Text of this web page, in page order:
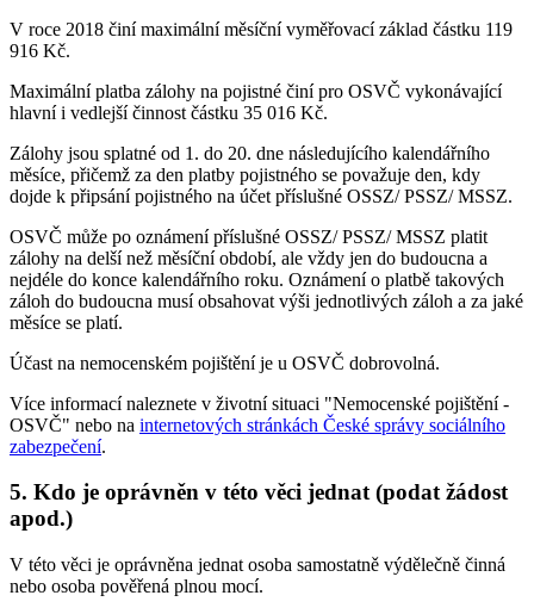
V roce 2018 činí maximální měsíční vyměřovací základ částku 119
916 Kč.
Maximální platba zálohy na pojistné činí pro OSVČ vykonávající
hlavní i vedlejší činnost částku 35 016 Kč.
Zálohy jsou splatné od 1. do 20. dne následujícího kalendářního
měsíce, přičemž za den platby pojistného se považuje den, kdy
dojde k připsání pojistného na účet příslušné OSSZ/ PSSZ/ MSSZ.
OSVČ může po oznámení příslušné OSSZ/ PSSZ/ MSSZ platit
zálohy na delší než měsíční období, ale vždy jen do budoucna a
nejdéle do konce kalendářního roku. Oznámení o platbě takových
záloh do budoucna musí obsahovat výši jednotlivých záloh a za jaké
měsíce se platí.
Účast na nemocenském pojištění je u OSVČ dobrovolná.
Více informací naleznete v životní situaci "Nemocenské pojištění -
OSVČ" nebo na internetových stránkách České správy sociálního
zabezpečení.
5. Kdo je oprávněn v této věci jednat (podat žádost
apod.)
V této věci je oprávněna jednat osoba samostatně výdělečně činná
nebo osoba pověřená plnou mocí.